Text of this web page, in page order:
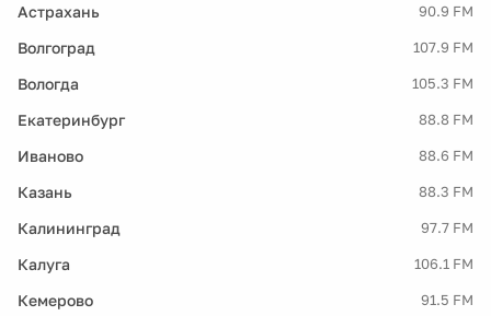
Астрахань 90.9 FM
Волгоград 107.9 FM
Вологда 105.3 FM
Екатеринбург 88.8 FM
Иваново 88.6 FM
Казань 88.3 FM
Калининград 97.7 FM
Калуга 106.1 FM
Кемерово 91.5 FM